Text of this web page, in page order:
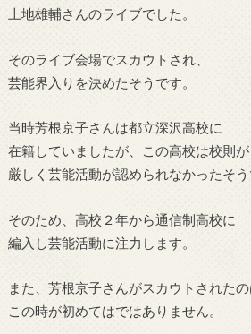
上地雄輔さんのライブでした。
そのライブ会場でスカウトされ、
芸能界入りを決めたそうです。
当時芳根京子さんは都立深沢高校に
在籍していましたが、この高校は校則が
厳しく芸能活動が認められなかったそう
そのため、高校２年から通信制高校に
編入し芸能活動に注力します。
また、芳根京子さんがスカウトされた
この時が初めてはではありません。